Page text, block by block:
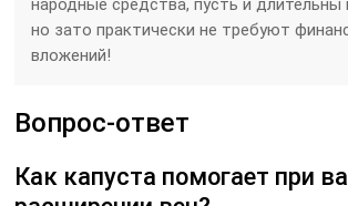
народные средства, пусть и длительны
но зато практически не требуют
вложений!
Вопрос-ответ
Как капуста помогает при